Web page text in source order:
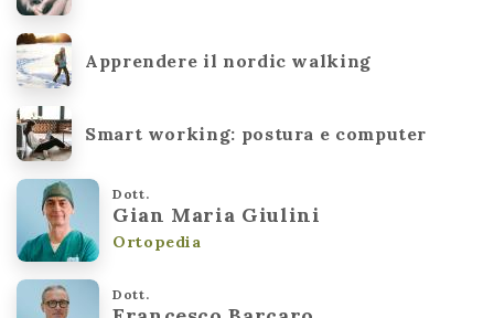
Apprendere il nordic walking
Smart working: postura e computer
Dott.
Gian Maria Giulini
Ortopedia
Dott.